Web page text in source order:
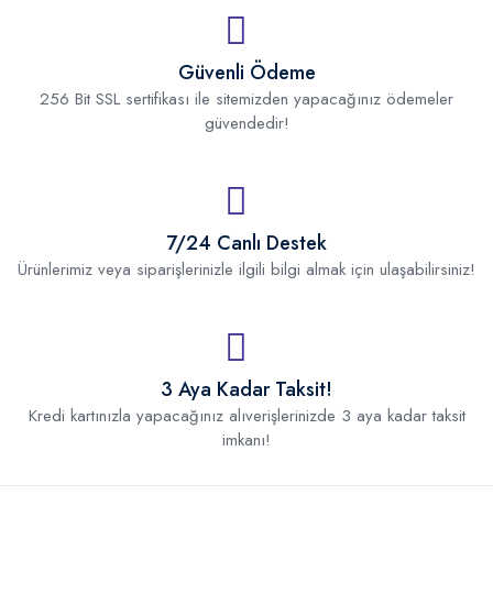
Güvenli Ödeme
256 Bit SSL sertifikası ile sitemizden yapacağınız ödemeler
güvendedir!
7/24 Canlı Destek
Ürünlerimiz veya siparişlerinizle ilgili bilgi almak için ulaşabilirsiniz!
3 Aya Kadar Taksit!
Kredi kartınızla yapacağınız alıverişlerinizde 3 aya kadar taksit
imkanı!